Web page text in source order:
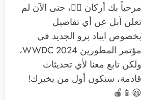
مرحباً بك أركان 🙋‍♂️، حتى الآن لم
تعلن آبل عن أي تفاصيل
بخصوص ايباد برو الجديد في
مؤتمر المطورين WWDC 2024،
ولكن تابع معنا لأي تحديثات
قادمة، سنكون أول من يخبرك!
😃📱🍎